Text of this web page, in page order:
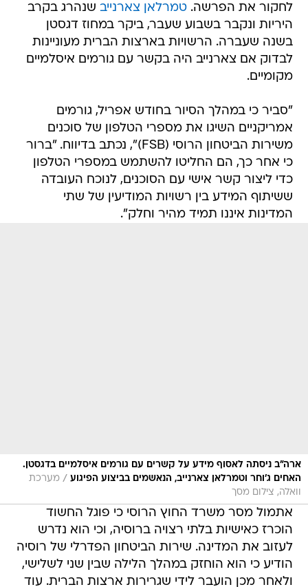
לחקור את הפרשה.טמרלאן צארנייב שנהרג בקרב
היריות ונקבר בשבוע שעבר, ביקר במחוז דגסטן
בשנה שעברה. הרשויות בארצות הברית מעוניינות
לבדוק אם צארנייב היה בקשר עם גורמים איסלמיים
מקומיים.
"סביר כי במהלך הסיור בחודש אפריל, גורמים
אמריקניים השיגו את מספרי הטלפון של סוכנים
משירות הביטחון הרוסי (FSB)", נכתב בדיווח. "ברור
כי אחר כך, הם החליטו להשתמש במספרי הטלפון
כדי ליצור קשר אישי עם הסוכנים, לנוכח העובדה
ששיתוף המידע בין רשויות המודיעין של שתי
המדינות איננו תמיד מהיר וחלק".
ארה"ב ניסתה לאסוף מידע על קשרים עם גורמים איסלמיים בדגסטן.
האחים ג'וחר וטמרלאן צארנייב, הנאשמים בביצוע הפיגוע / מערכת
וואלה, צילום מסך
אתמול מסר משרד החוץ הרוסי כי פוגל החשוד
הוכרז כאישיות בלתי רצויה ברוסיה, וכי הוא נדרש
לעזוב את המדינה. שירות הביטחון הפדרלי של רוסיה
הודיע כי הוא הוחזק במהלך הלילה שבין שני לשלישי,
ולאחר מכן הועבר לידי שגרירות ארצות הברית. עוד